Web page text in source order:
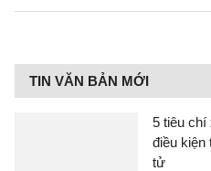
TIN VĂN BẢN MỚI
5 tiêu chí
điều kiện
tử